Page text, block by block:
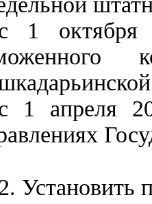
1 октября
1 апреля
Установить